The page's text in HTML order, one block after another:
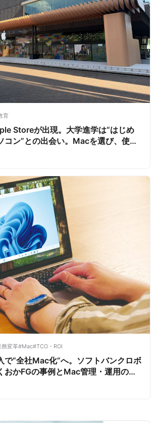
育
Storeが出現。大学進学は“はじめ
コン”との出会い。Macを選び、使う
、夏のオープンキャンパスでアピール
変革#Mac#TCO・ROI
で“全社Mac化”へ。ソフトバンクロボ
おかFGの事例とMac管理・運用の強
ビジネストレンド】